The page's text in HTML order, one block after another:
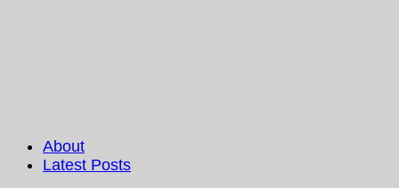
About
Latest Posts